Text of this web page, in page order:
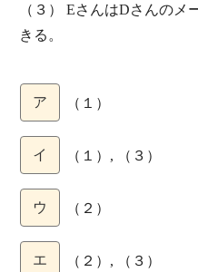
（３） EさんはDさんの
きる。
ア （１）
イ （１）, （３）
ウ （２）
エ （２）, （３）